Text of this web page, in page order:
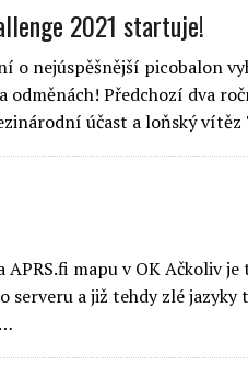
2021 startuje!
o nejúspěšnější picobalon
odměnách! Předchozí dva
účast a loňský vítěz
mapu v OK Ačkoliv
serveru a již tehdy zlé jazyky